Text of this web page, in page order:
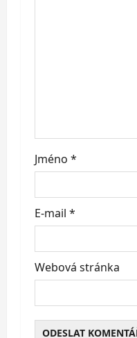
Jméno *
E-mail *
Webová stránka